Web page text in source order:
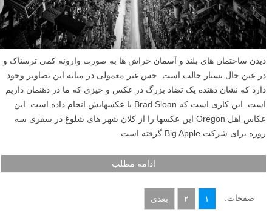
دیدن ساختمان های بلند و آسمان خراش ها به صورت وارونه کمی ترسناک و
در عین حال بسیار جالب است. حس غیر معمولی در میانه این تصاویر وجود
دارد که نشان دهنده یک تضاد بزرگ در عکس و چیزی که ما در ذهنمان داریم
است. این کاری است که Brad Sloan با عکسهایش انجام داده است. این
عکاس اهل Oregon این عکسها را از کلان شهر های شلوغ در سفری سه
روزه برای شرکت Big Apple گرفته است.
ادامه مطلب
صفحات: ۱ ۲ بعدی